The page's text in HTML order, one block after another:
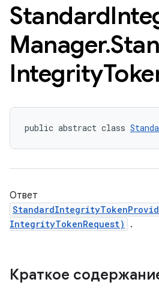
Standard
Manager.
Integrity
public abstract class
Ответ
IntegrityTokenRequest)
.
Краткое